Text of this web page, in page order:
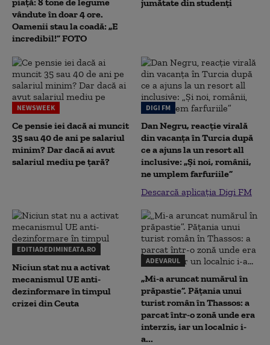
vândute în doar 4 ore.
Oamenii stau la coadă: „E
incredibil!” FOTO
jumătate din studenţi
NEWSWEEK
Ce pensie iei dacă ai muncit
35 sau 40 de ani pe salariul
minim? Dar dacă ai avut
salariul mediu pe țară?
DIGI FM
Dan Negru, reacție virală
din vacanța în Turcia după
ce a ajuns la un resort all
inclusive: „Și noi, românii,
ne umplem farfuriile”
Descarcă aplicația Digi FM
EDITIADEDIMINEATA.RO
Niciun stat nu a activat
mecanismul UE anti-
dezinformare în timpul
crizei din Ceuta
ADEVARUL
„Mi-a aruncat numărul în
prăpastie”. Pățania unui
turist român în Thassos: a
parcat într-o zonă unde era
interzis, iar un localnic i-
a...